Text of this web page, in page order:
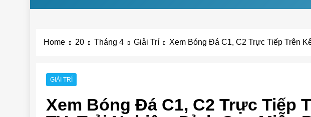
Home 20 Tháng 4 Giải Trí Xem Bóng Đá C1, C2 Trực Tiếp Trên
GIẢI TRÍ
Xem Bóng Đá C1, C2 Trực Tiếp